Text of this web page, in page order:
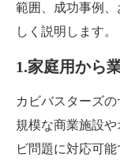
範囲、成功事例
しく説明します。
1.家庭用から
カビバスターズ
規模な商業施設
ビ問題に対応可